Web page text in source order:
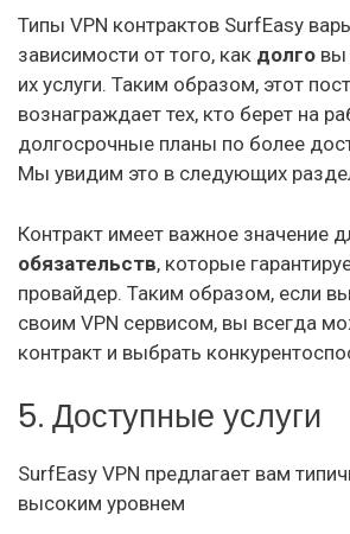
Типы VPN контрактов SurfEasy
зависимости от того, как долго вы
их услуги. Таким образом, этот
вознаграждает тех, кто берет на
долгосрочные планы по более
Мы увидим это в следующих
Контракт имеет важное значение
обязательств, которые
провайдер. Таким образом, если
своим VPN сервисом, вы всегда
контракт и выбрать
5. Доступные услуги
SurfEasy VPN предлагает вам
высоким уровнем